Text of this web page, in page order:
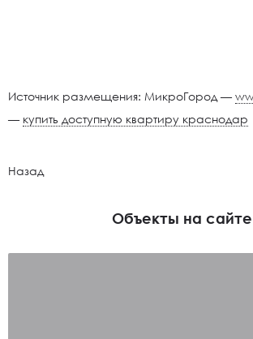
Источник размещения: МикроГород —
— купить доступную квартиру краснодар
Назад
Объекты на сайте